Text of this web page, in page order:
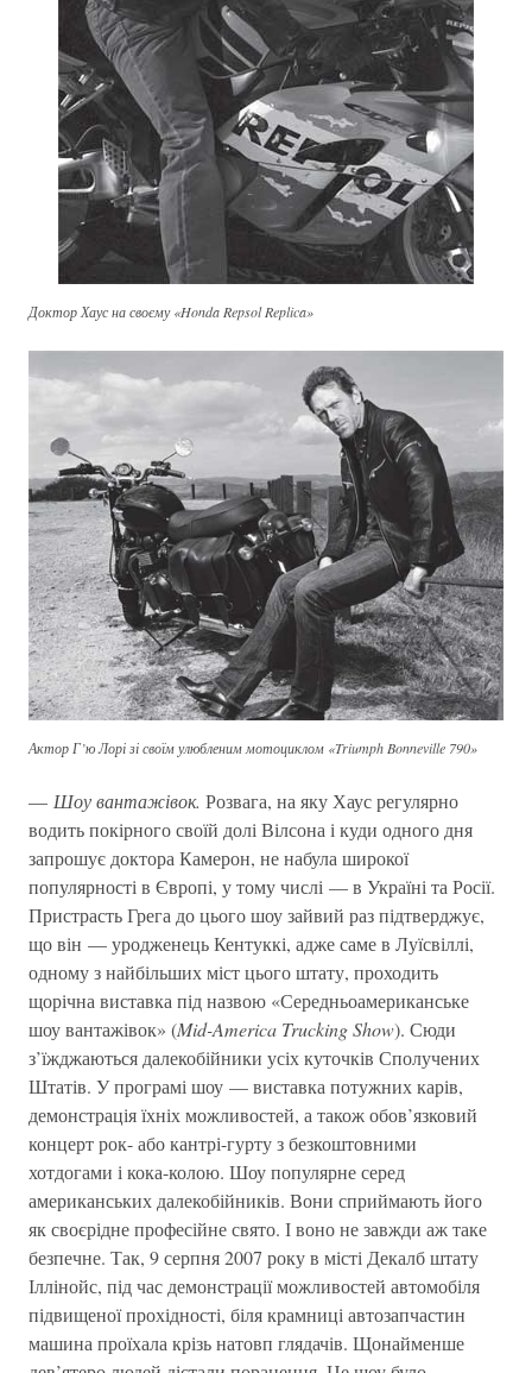
Доктор Хаус на своєму «Honda Repsol Replica»
Актор Г’ю Лорі зі своїм улюбленим мотоциклом «Triumph Bonneville 790»
— Шоу вантажівок. Розвага, на яку Хаус регулярно
водить покірного своїй долі Вілсона і куди одного дня
запрошує доктора Камерон, не набула широкої
популярності в Європі, у тому числі — в Україні та Росії.
Пристрасть Грега до цього шоу зайвий раз підтверджує,
що він — уродженець Кентуккі, адже саме в Луїсвіллі,
одному з найбільших міст цього штату, проходить
щорічна виставка під назвою «Середньоамериканське
шоу вантажівок» (Mid-America Trucking Show). Сюди
з’їжджаються далекобійники усіх куточків Сполучених
Штатів. У програмі шоу — виставка потужних карів,
демонстрація їхніх можливостей, а також обов’язковий
концерт рок- або кантрі-гурту з безкоштовними
хотдогами і кока-колою. Шоу популярне серед
американських далекобійників. Вони сприймають його
як своєрідне професійне свято. І воно не завжди аж таке
безпечне. Так, 9 серпня 2007 року в місті Декалб штату
Іллінойс, під час демонстрації можливостей автомобіля
підвищеної прохідності, біля крамниці автозапчастин
машина проїхала крізь натовп глядачів. Щонайменше